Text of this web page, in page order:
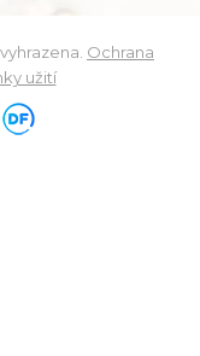
Ochrana
užití